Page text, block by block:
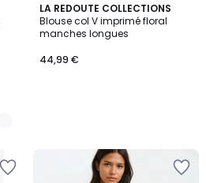
LA REDOUTE COLLECTIONS
Blouse col V imprimé floral
manches longues
44,99 €